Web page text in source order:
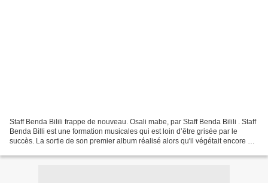
Staff Benda Bilili frappe de nouveau. Osali mabe, par Staff Benda Bilili . Staff
Benda Billi est une formation musicales qui est loin d’être grisée par le
succès. La sortie de son premier album réalisé alors qu'il végétait encore au